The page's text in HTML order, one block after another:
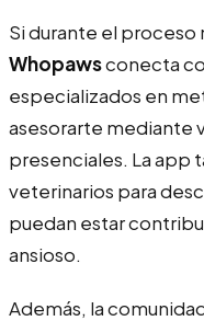
Si durante el
Whopawsconecta
especializados en
asesorarte mediante
presenciales. La app
veterinarios para
puedan estar
ansioso.
Además, la